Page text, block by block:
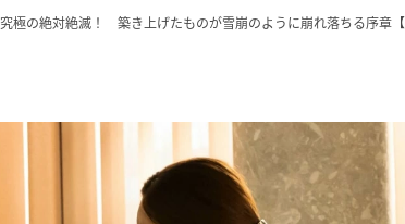
究極の絶対絶滅！ 築き上げたものが雪崩のように崩れ落ちる序章【